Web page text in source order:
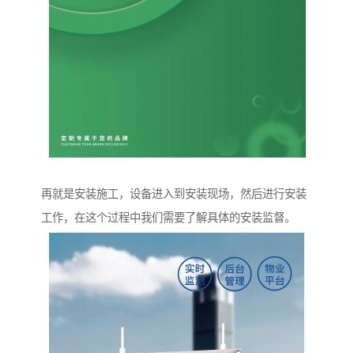
再就是安装施工，设备进入到安装现场，然后进行安装
工作，在这个过程中我们需要了解具体的安装监督。